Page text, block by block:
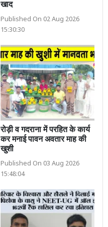
खाद
Published On 02 Aug 2026
15:30:30
रोड़ी व गदराना में परहित के कार्य
कर मनाई पावन अवतार माह की
खुशी
Published On 03 Aug 2026
15:48:04